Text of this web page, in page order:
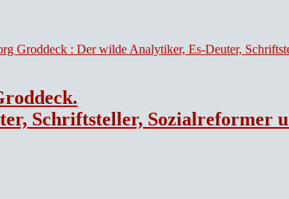
Sozialreformer u. Arzt